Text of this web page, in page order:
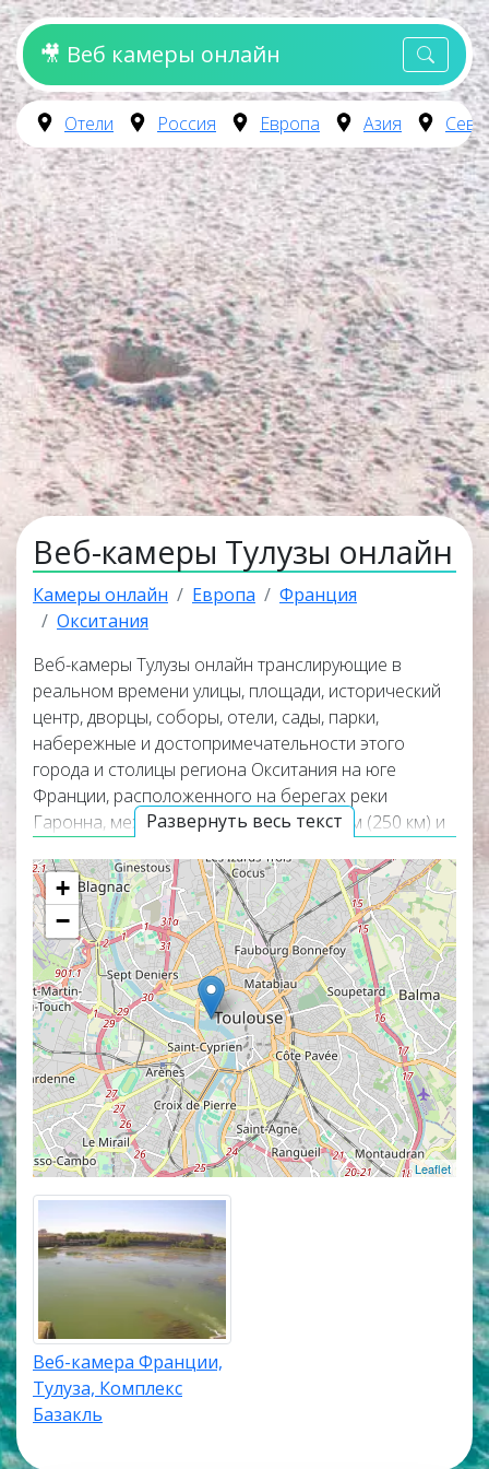
🎥 Веб камеры онлайн
Отели Россия Европа Азия
Веб-камеры Тулузы онлайн
Камеры онлайн Европа
Франция
Окситания
Развернуть весь текст
Веб-камеры Тулузы онлайн транслирующие в
реальном времени улицы, площади, исторический
центр, дворцы, соборы, отели, сады, парки,
набережные и достопримечательности этого
города и столицы региона Окситания на юге
Франции, расположенного на берегах реки
Гаронна, между Атлантическим океаном (250 км) и
Монпелье. Онлайн веб-камеры покажут
панорамные виды города, окружающую его
природу и помогут узнать актуальную погоду в
Тулузе прямо сейчас из любой точки мира. Веб-
камеры работают в прямом эфире, а некоторые из
них транслируют изображение со звуком.
Популярные онлайн веб-камеры располагаются в
верхней части списка трансляций. Карта камер
покажет точное местоположение каждой веб-
камеры в Тулузе.
+
−
Leaflet
Веб-камера Франции,
Тулуза, Комплекс
Базакль